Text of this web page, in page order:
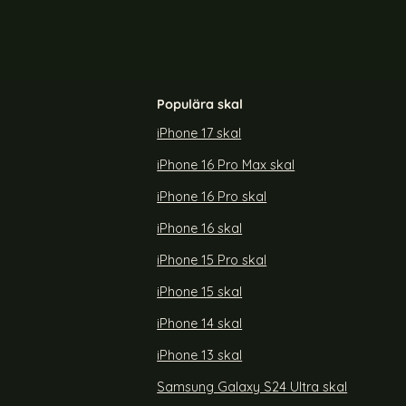
CamShield
Pro Max Skal CamShield Pro Blå
NILLKIN iPhone 14 Pro Max Skal CamShield
Pro Grön
Art. nr 216520
rea pris
209 kr NILLKIN iPhone 14 Pro Max
Populära skal
iPhone 17 skal
iPhone 16 Pro Max skal
iPhone 16 Pro skal
iPhone 16 skal
iPhone 15 Pro skal
iPhone 15 skal
iPhone 14 skal
iPhone 13 skal
Samsung Galaxy S24 Ultra skal